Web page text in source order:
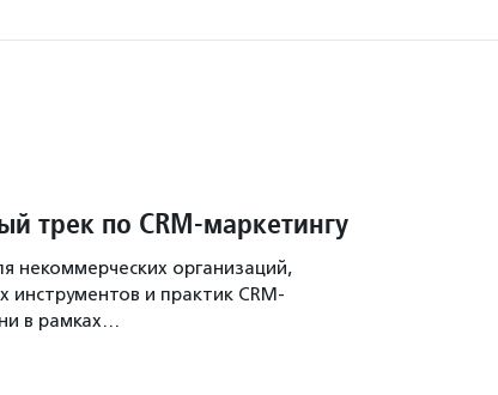
трек по CRM-маркетингу
некоммерческих организаций,
и практик CRM-
в рамках…